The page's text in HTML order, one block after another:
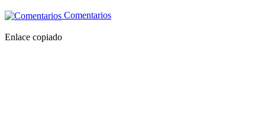
Comentarios
Enlace copiado